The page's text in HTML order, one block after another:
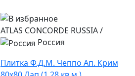
ATLAS CONCORDE RUSSIA/
Россия
Плитка Ф.Д.М. Чеппо Ап. Крим